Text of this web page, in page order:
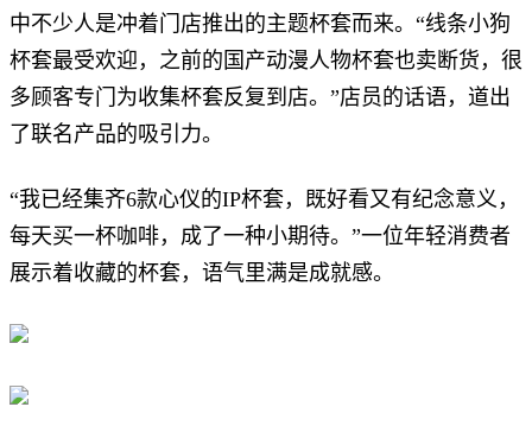
中不少人是冲着门店推出的主题杯套而来。“线条小狗
杯套最受欢迎，之前的国产动漫人物杯套也卖断货，很
多顾客专门为收集杯套反复到店。”店员的话语，道出
了联名产品的吸引力。
“我已经集齐6款心仪的IP杯套，既好看又有纪念意义，
每天买一杯咖啡，成了一种小期待。”一位年轻消费者
展示着收藏的杯套，语气里满是成就感。